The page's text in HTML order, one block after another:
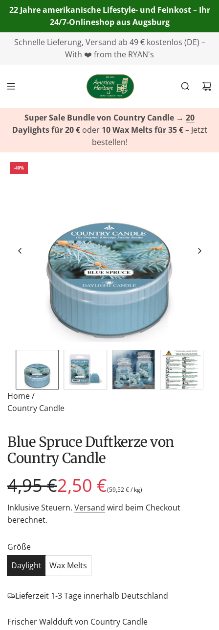
22 Jahre amerikanische Lifestyle- und Feinkost – Ihr
24/7-Onlineshop aus Augsburg
Schnelle Lieferung, Versand ab 49 € kostenlos (DE) –
With ❤️ from the RYAN's
Telefon:+49(0)821 455 254 00 | E-Mail:info@american-
heritage.de| WhatsApp:+49(0)151 116 719 10
Super Sale Bundle von Country Candle → 20
Daylights für 20 €oder 10 Wax Melts für 35 €– Jetzt
bestellen!
-49%
Home/
Country Candle
Blue Spruce Duftkerze von
Country Candle
Sonderpreis
4,95 €
Regulärer
Preis
2,50 €(59,52 €/ kg)
Inklusive Steuern. Versand wird beim Checkout
berechnet.
Größe
Daylight
Wax Melts
Lieferzeit 1-3 Tage innerhalb Deutschland
Frischer Waldduft von Country Candle